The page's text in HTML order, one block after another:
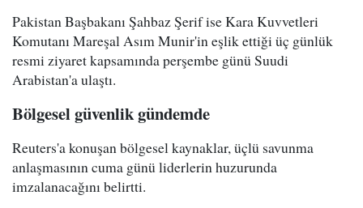
Pakistan Başbakanı Şahbaz Şerif ise Kara Kuvvetleri
Komutanı Mareşal Asım Munir'in eşlik ettiği üç günlük
resmi ziyaret kapsamında perşembe günü Suudi
Arabistan'a ulaştı.
Bölgesel güvenlik gündemde
Reuters'a konuşan bölgesel kaynaklar, üçlü savunma
anlaşmasının cuma günü liderlerin huzurunda
imzalanacağını belirtti.